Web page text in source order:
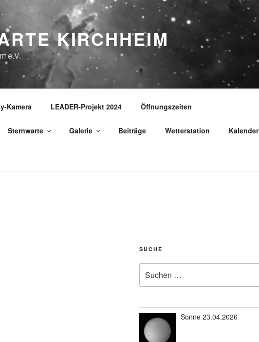
KIRCHHEIM
e.V.
Kamera LEADER-Projekt 2024 Öffnungszeiten
Sternwarte Galerie Beiträge Wetterstation Kalender
SUCHE
nach:
Sonne 23.04.2026